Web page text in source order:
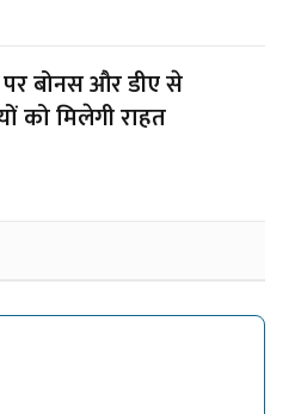
पर बोनस और डीए से
को मिलेगी राहत